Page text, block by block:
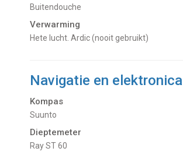
buitendouche
Verwarming
hete lucht. Ardic (nooit gebruikt)
Navigatie en elektronica
Kompas
Suunto
Dieptemeter
Ray ST 60